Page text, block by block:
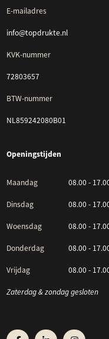
E-mailadres
info@topdrukte.nl
KVK-nummer
72803657
BTW-nummer
NL859242080B01
Openingstijden
Maandag 08.00 -
Dinsdag 08.00 -
Woensdag 08.00 -
Donderdag 08.00 -
Vrijdag 08.00 -
Zaterdag & zondag gesloten